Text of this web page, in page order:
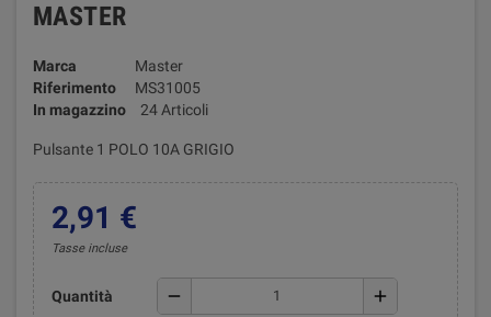
MASTER
Marca
Master
Riferimento
MS31005
In magazzino
24 Articoli
Pulsante 1 POLO 10A GRIGIO
2,91 €
Tasse incluse
Quantità remove add